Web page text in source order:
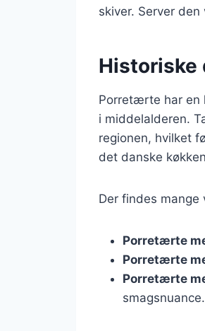
skiver. Server
Historiske
Porretærte har en
i middelalderen.
regionen, hvilket
det danske
Der findes
Porretærte
Porretærte
Porretærte
smagsnuance.